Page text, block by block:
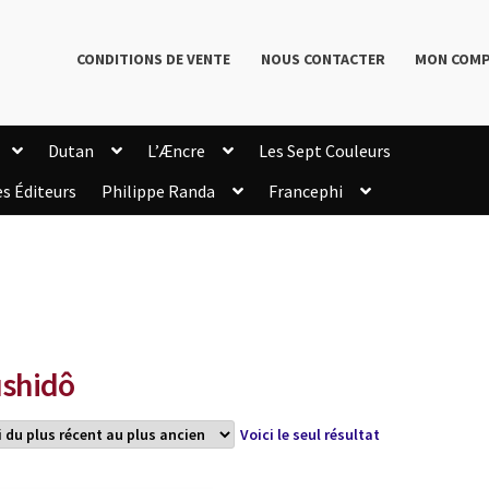
CONDITIONS DE VENTE NOUS CONTACTER MON
Dutan L’Æncre
Les Sept Couleurs
Éditeurs Philippe Randa
Francephi
Voici le seul résultat